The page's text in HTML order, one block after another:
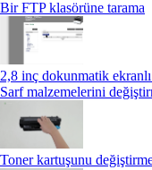
Bir FTP klasörüne tarama
2,8 inç dokunmatik
Sarf malzemelerini
Toner kartuşunu